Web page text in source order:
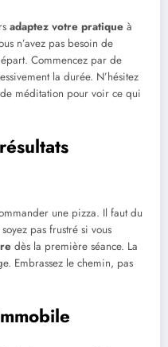
adaptez votre pratique à
n’avez pas besoin de
Commencez par de
la durée. N’hésitez
méditation pour voir ce qui
une pizza. Il faut du
pas frustré si vous
dès la première séance. La
Embrassez le chemin, pas